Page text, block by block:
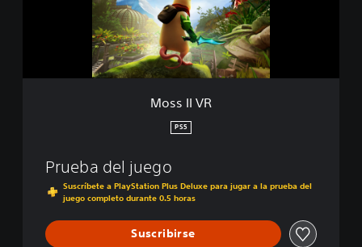
Moss II VR
PS5
Prueba del juego
Suscríbete a PlayStation Plus Deluxe para jugar a la prueba del
juego completo durante 0.5 horas
Suscribirse